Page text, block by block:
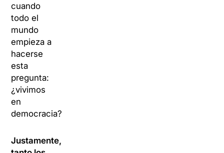
cuando
todo el
mundo
empieza a
hacerse
esta
pregunta:
¿vivimos
en
democracia?
Justamente,